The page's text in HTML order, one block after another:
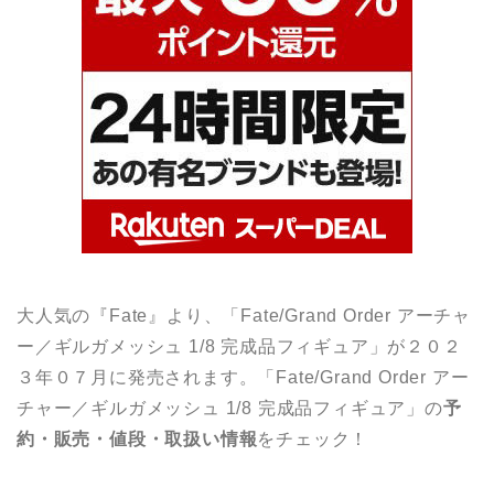
大人気の『Fate』より、「Fate/Grand Order アーチャ
ー／ギルガメッシュ 1/8 完成品フィギュア」が２０２
３年０７月に発売されます。「Fate/Grand Order アー
チャー／ギルガメッシュ 1/8 完成品フィギュア」の予
約・販売・値段・取扱い情報をチェック！